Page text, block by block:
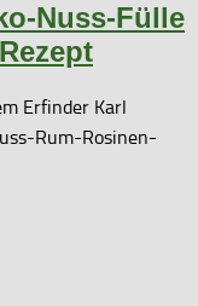
Nuss-Fülle
Erfinder Karl
Rum-Rosinen-